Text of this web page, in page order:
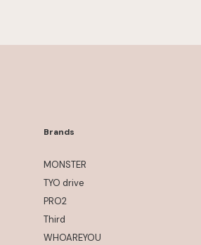
Brands
MONSTER
TYO drive
PRO2
Third
WHOAREYOU